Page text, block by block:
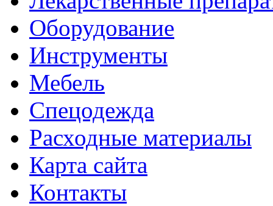
Оборудование
Инструменты
Мебель
Спецодежда
Расходные материалы
Карта сайта
Контакты